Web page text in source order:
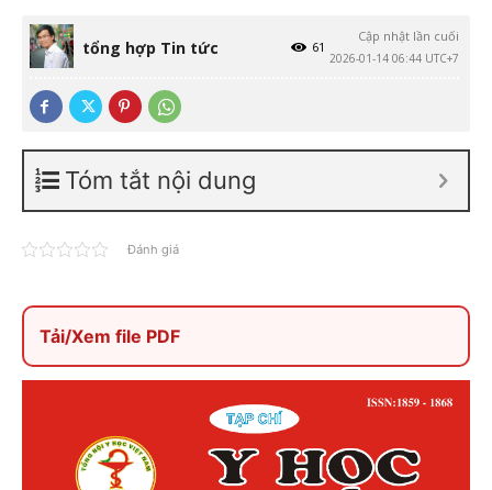
tổng hợp Tin tức
Cập nhật lần cuối
2026-01-14 06:44 UTC+7
61
Tóm tắt nội dung
Đánh giá
Tải/Xem file PDF